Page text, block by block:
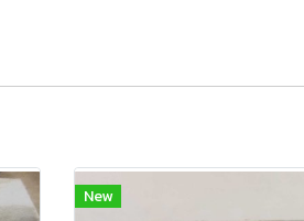
New